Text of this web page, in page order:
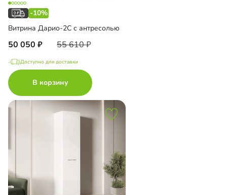
-10%
Витрина Дарио-2С с антресолью
50 050 55 610
Доступно для доставки
В корзину